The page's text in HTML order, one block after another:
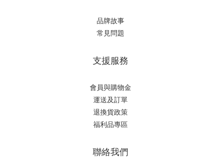
品牌故事
常見問題
支援服務
會員與購物金
運送及訂單
退換貨政策
福利品專區
聯絡我們